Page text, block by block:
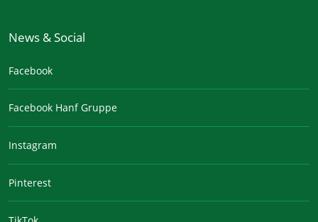
News & Social
Facebook
Facebook Hanf Gruppe
Instagram
Pinterest